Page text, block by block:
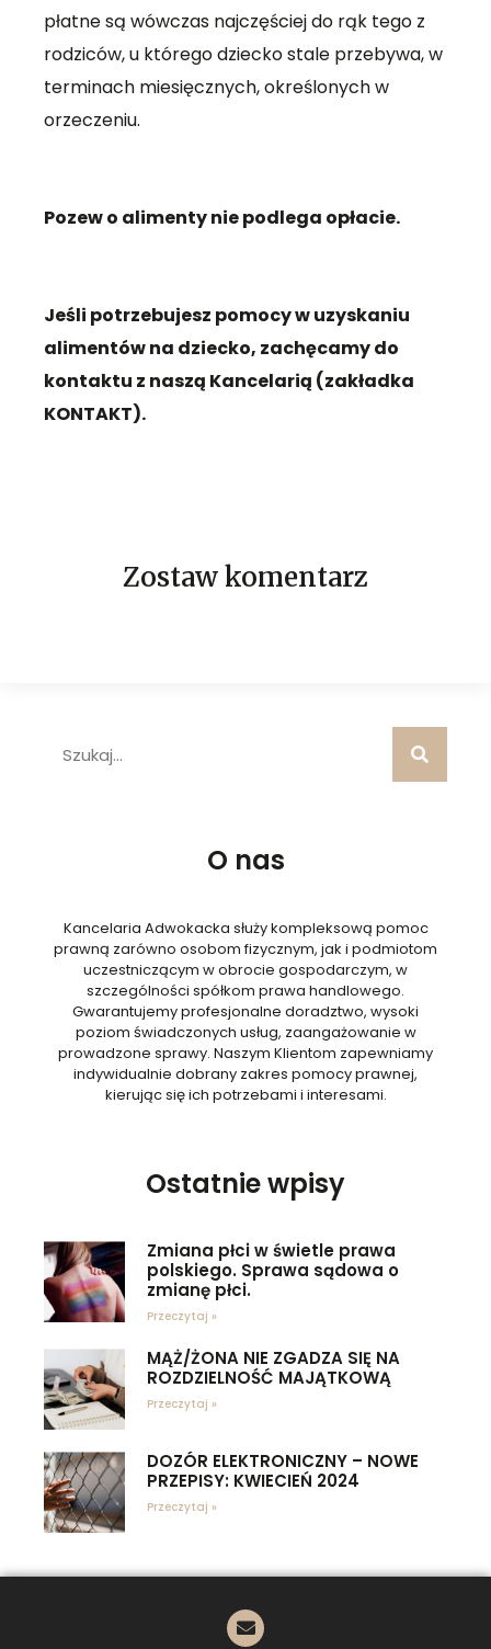
płatne są wówczas najczęściej do rąk tego z
rodziców, u którego dziecko stale przebywa, w
terminach miesięcznych, określonych w
orzeczeniu.
Pozew o alimenty nie podlega opłacie.
Jeśli potrzebujesz pomocy w uzyskaniu
alimentów na dziecko, zachęcamy do
kontaktu z naszą Kancelarią (zakładka
KONTAKT).
Zostaw komentarz
O nas
Kancelaria Adwokacka służy kompleksową pomoc
prawną zarówno osobom fizycznym, jak i podmiotom
uczestniczącym w obrocie gospodarczym, w
szczególności spółkom prawa handlowego.
Gwarantujemy profesjonalne doradztwo, wysoki
poziom świadczonych usług, zaangażowanie w
prowadzone sprawy. Naszym Klientom zapewniamy
indywidualnie dobrany zakres pomocy prawnej,
kierując się ich potrzebami i interesami.
Ostatnie wpisy
Zmiana płci w świetle prawa
polskiego. Sprawa sądowa o
zmianę płci.
Przeczytaj »
MĄŻ/ŻONA NIE ZGADZA SIĘ NA
ROZDZIELNOŚĆ MAJĄTKOWĄ
Przeczytaj »
DOZÓR ELEKTRONICZNY – NOWE
PRZEPISY: KWIECIEŃ 2024
Przeczytaj »